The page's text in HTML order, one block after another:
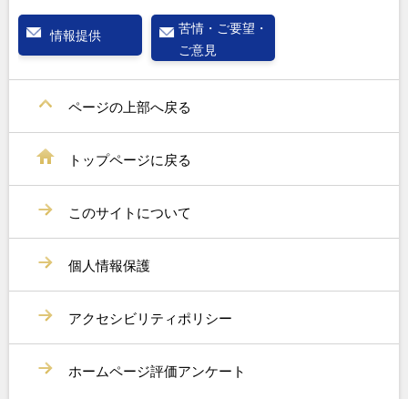
情報提供
苦情・ご要望・
ご意見
ページの上部へ戻る
トップページに戻る
このサイトについて
個人情報保護
アクセシビリティポリシー
ホームページ評価アンケート